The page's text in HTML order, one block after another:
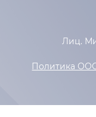
Лиц.
Политика